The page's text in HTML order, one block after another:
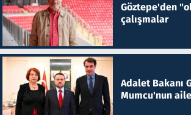
Göztepe'den
çalışmalar
Adalet Bakanı
Mumcu'nun